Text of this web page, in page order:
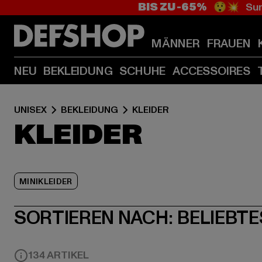
BIS ZU -65% 😲💥
MÄNNER FRAUEN
NEU BEKLEIDUNG SCHUHE ACCESSOIRES
UNISEX BEKLEIDUNG KLEIDER
KLEIDER
MINIKLEIDER
SORTIEREN NACH:
134 ARTIKEL